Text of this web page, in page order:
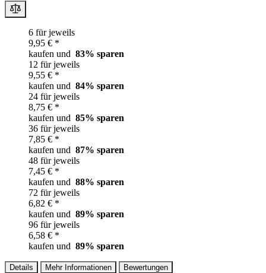
6 für jeweils
9,95 € *
kaufen und 83% sparen
12 für jeweils
9,55 € *
kaufen und 84% sparen
24 für jeweils
8,75 € *
kaufen und 85% sparen
36 für jeweils
7,85 € *
kaufen und 87% sparen
48 für jeweils
7,45 € *
kaufen und 88% sparen
72 für jeweils
6,82 € *
kaufen und 89% sparen
96 für jeweils
6,58 € *
kaufen und 89% sparen
Details Mehr Informationen Bewertungen